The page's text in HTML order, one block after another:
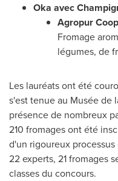
Oka avec
Agropur
Fromage
légumes, de
Les lauréats ont été
s'est tenue au Musée de
présence de nombreux
210 fromages ont été
d'un rigoureux
22 experts, 21 fromages
classes du concours.